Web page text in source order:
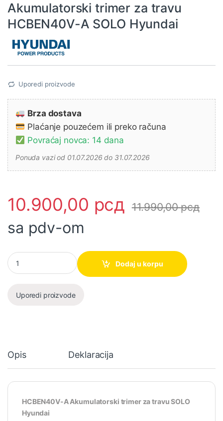
Akumulatorski trimer za travu
HCBEN40V-A SOLO Hyundai
Uporedi proizvode
Brza dostava
Plaćanje pouzećem ili preko računa
Povraćaj novca: 14 dana
Ponuda vazi od 01.07.2026 do 31.07.2026
10.900,00 рсд 11.990,00рсд
sa pdv-om
Akumulatorski trimer za travu HCBEN40V-A SOLO Hyundai
Dodaj u korpu
Uporedi proizvode
Opis Deklaracija
HCBEN40V-A Akumulatorski trimer za travu SOLO
Hyundai